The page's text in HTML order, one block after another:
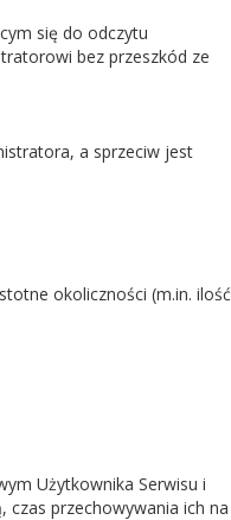
się do odczytu
bez przeszkód ze
a sprzeciw jest
okoliczności (m.in. ilość
Użytkownika Serwisu i
przechowywania ich na